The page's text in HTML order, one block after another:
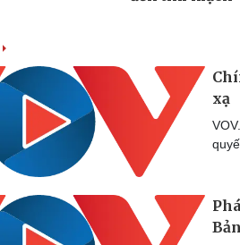
xạ
Bản